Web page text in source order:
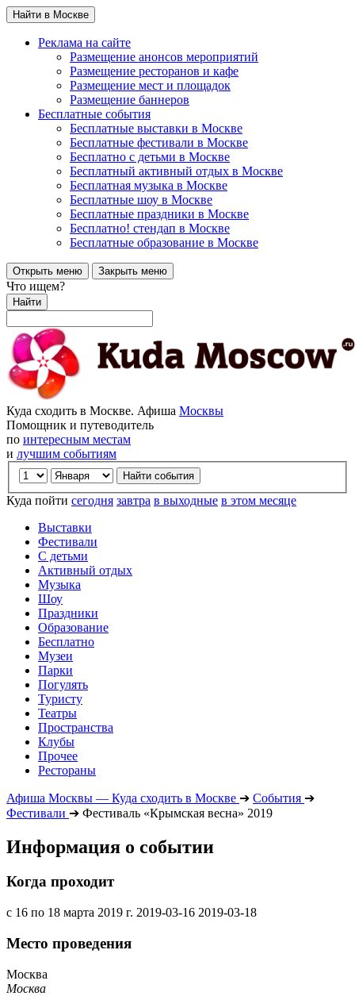
Найти в Москве
Реклама на сайте
Размещение анонсов мероприятий
Размещение ресторанов и кафе
Размещение мест и площадок
Размещение баннеров
Бесплатные события
Бесплатные выставки в Москве
Бесплатные фестивали в Москве
Бесплатно с детьми в Москве
Бесплатный активный отдых в Москве
Бесплатная музыка в Москве
Бесплатные шоу в Москве
Бесплатные праздники в Москве
Бесплатно! стендап в Москве
Бесплатные образование в Москве
Открыть меню Закрыть меню
Что ищем?
Найти
Куда сходить в Москве. Афиша Москвы
Помощник и путеводитель
по интересным местам
и лучшим событиям
Куда пойти сегодня завтра в выходные в этом месяце
Выставки
Фестивали
С детьми
Активный отдых
Музыка
Шоу
Праздники
Образование
Бесплатно
Музеи
Парки
Погулять
Туристу
Театры
Пространства
Клубы
Прочее
Рестораны
Афиша Москвы — Куда сходить в Москве ➔ События ➔
Фестивали ➔ Фестиваль «Крымская весна» 2019
Информация о событии
Когда проходит
с 16 по 18 марта 2019 г. 2019-03-16 2019-03-18
Место проведения
Москва
Москва